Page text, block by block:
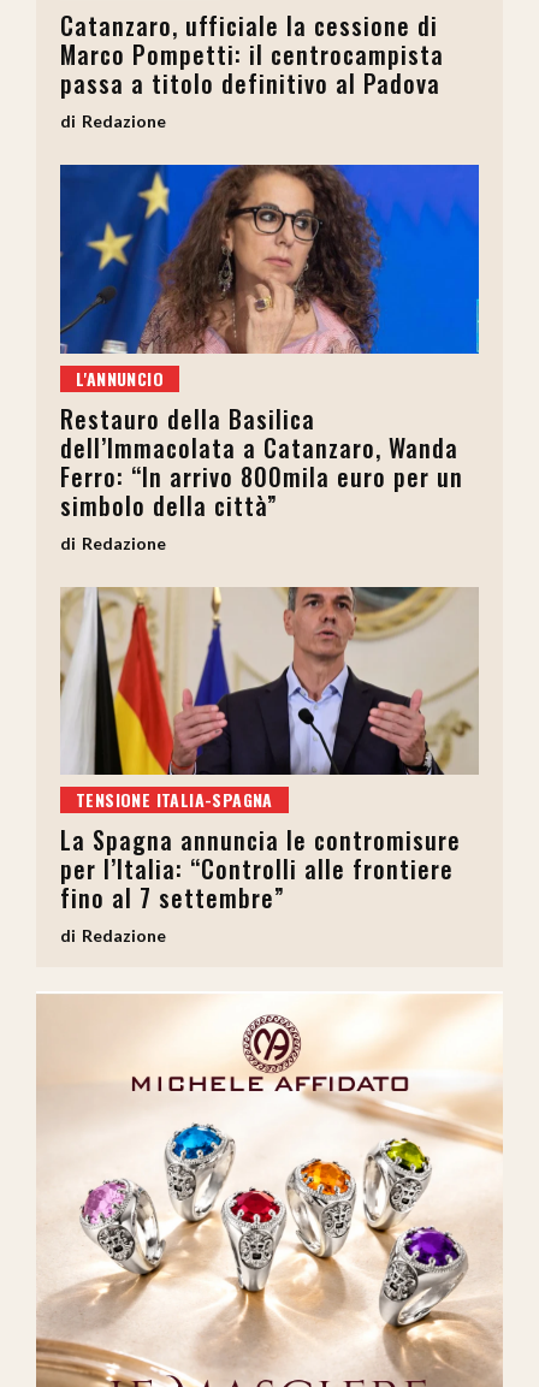
Catanzaro, ufficiale la cessione di
Marco Pompetti: il centrocampista
passa a titolo definitivo al Padova
Redazione
L'ANNUNCIO
Restauro della Basilica
dell’Immacolata a Catanzaro, Wanda
Ferro: “In arrivo 800mila euro per un
simbolo della città”
Redazione
TENSIONE ITALIA-SPAGNA
La Spagna annuncia le contromisure
per l’Italia: “Controlli alle frontiere
fino al 7 settembre”
Redazione